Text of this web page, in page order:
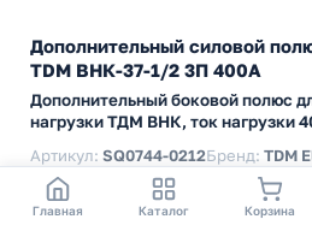
Дополнительный силовой
TDM ВНК-37-1/2 3П 400А
Дополнительный боковой полюс
нагрузки ТДМ ВНК, ток нагрузки
Артикул: SQ0744-0212Бренд: TDM
Номинальный ток
Количество полюсов
Главная Каталог Корзина